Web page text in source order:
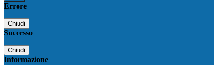
Errore
Chiudi
Successo
Chiudi
Informazione